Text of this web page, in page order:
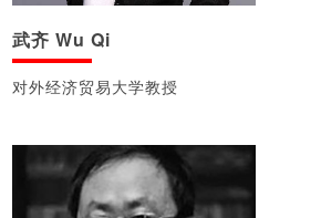
武齐 Wu Qi
对外经济贸易大学教授